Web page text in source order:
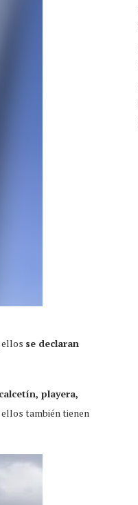
ellos se declaran
playera,
también tienen